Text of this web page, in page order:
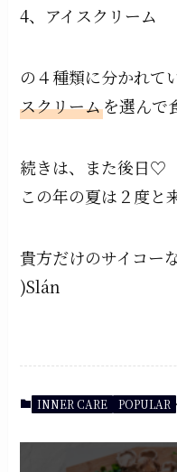
4、アイスクリーム
の４種類に分かれて
スクリームを選んで
続きは、また後日♡
この年の夏は２度と
貴方だけのサイコー
)Slán
INNER CARE POPULAR